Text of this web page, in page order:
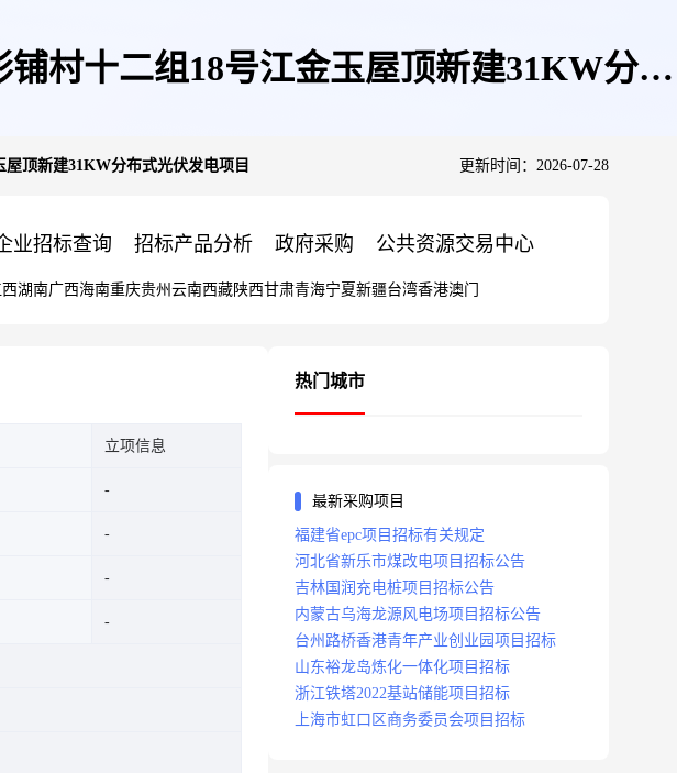
村十二组18号江金玉屋顶新建31KW分布
顶新建31KW分布式光伏发电项目 更新时间：2026-07-28
业招标查询 招标产品分析 政府采购 公共资源交易中心
湖南广西海南重庆贵州 云南西藏陕西甘肃青海宁夏新疆台湾香港澳门
立项信息
热门城市
最新采购项目
福建省epc项目招标有关规定
河北省新乐市煤改电项目招标公告
吉林国润充电桩项目招标公告
内蒙古乌海龙源风电场项目招标公告
台州路桥香港青年产业创业园项目招标
山东裕龙岛炼化一体化项目招标
浙江铁塔2022基站储能项目招标
上海市虹口区商务委员会项目招标